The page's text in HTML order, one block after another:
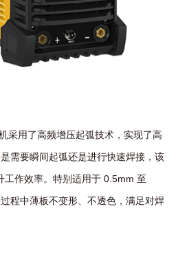
采用了高频增压起弧技术，实现了高
需要瞬间起弧还是进行快速焊接，该
工作效率。特别适用于 0.5mm 至
程中薄板不变形、不透色，满足对焊